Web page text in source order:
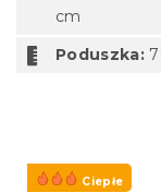
cm
Poduszka:
Ciepłe